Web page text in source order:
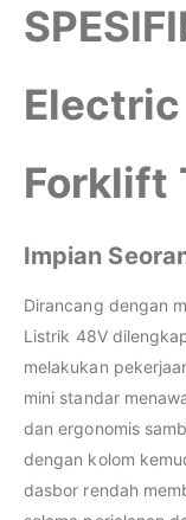
Forklift
Impian
Dirancang dengan
Listrik 48V
melakukan
mini standar
dan ergonomis
dengan kolom
dasbor rendah